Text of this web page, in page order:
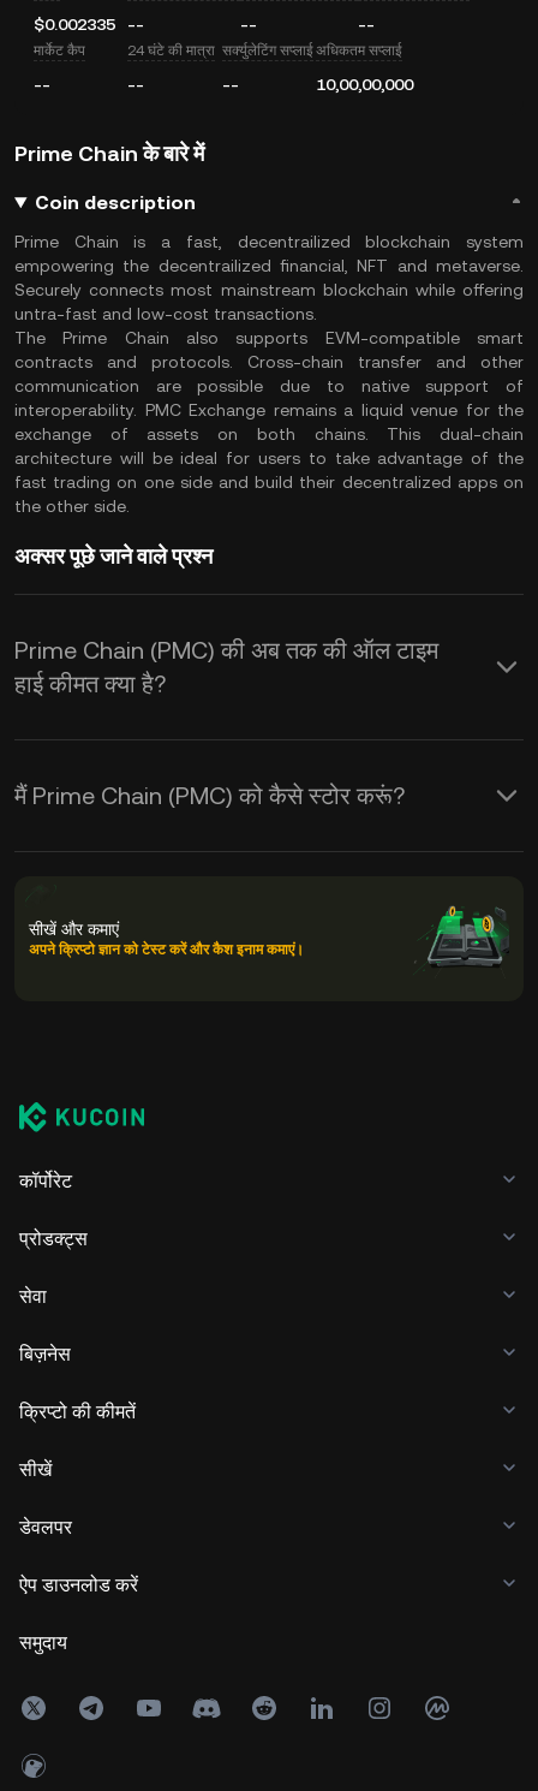
$0.002335 -- -- --
मार्केट कैप
--
24 घंटे की मात्रा
--
सर्क्युलेटिंग सप्लाई
--
अधिकतम सप्लाई
10,00,00,000
Prime Chain के बारे में
Coin description
Prime Chain is a fast, decentrailized blockchain system
empowering the decentrailized financial, NFT and metaverse.
Securely connects most mainstream blockchain while offering
untra-fast and low-cost transactions.
The Prime Chain also supports EVM-compatible smart
contracts and protocols. Cross-chain transfer and other
communication are possible due to native support of
interoperability. PMC Exchange remains a liquid venue for the
exchange of assets on both chains. This dual-chain
architecture will be ideal for users to take advantage of the
fast trading on one side and build their decentralized apps on
the other side.
अक्सर पूछे जाने वाले प्रश्न
Prime Chain (PMC) की अब तक की ऑल टाइम
हाई कीमत क्या है?
मैं Prime Chain (PMC) को कैसे स्टोर करूं?
सीखें और कमाएं
अपने क्रिप्टो ज्ञान को टेस्ट करें और कैश इनाम कमाएं।
कॉर्पोरेट
प्रोडक्ट्स
सेवा
बिज़नेस
क्रिप्टो की कीमतें
सीखें
डेवलपर
ऐप डाउनलोड करें
समुदाय